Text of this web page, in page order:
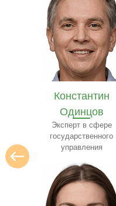
Константин
Одинцов
Эксперт в сфере
государственного
управления